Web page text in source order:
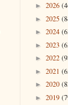
► 2026
► 2025
► 2024
► 2023
► 2022
► 2021
► 2020
► 2019